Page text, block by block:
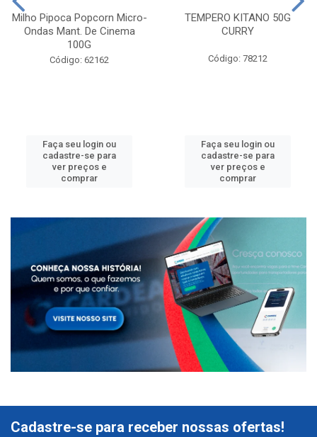
Milho Pipoca Popcorn Micro-
Ondas Mant. De Cinema
100G
Código: 62162
Faça seu login ou
cadastre-se para
ver preços e
comprar
TEMPERO KITANO 50G
CURRY
Código: 78212
Faça seu login ou
cadastre-se para
ver preços e
comprar
Cadastre-se para receber nossas ofertas!